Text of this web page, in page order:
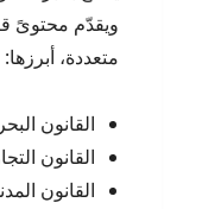
ويقدّم محتوىً
متعددة، أبرزها:
القانون
القانون
القانون